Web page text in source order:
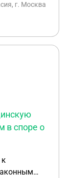
по суду
с 01.01.25
вернуть
ли я
г. Москва
в споре о
к